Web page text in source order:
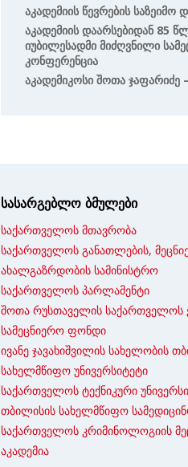
Აკადემიის Წევრების Საზეიმო
Აკადემიის Დაარსებიდან 85
Იუბილესადმი Მიძღვნილი
Კონფერენცია
Აკადემიკოსი Შოთა Ჯაფარიძე
სასარგებლო ბმულები
საქართველოს მთავრობა
საქართველოს განათლების,
ახალგაზრდობის სამინისტრო
საქართველოს პარლამენტი
შოთა რუსთაველის
სამეცნიერო ფონდი
ივანე ჯავახიშვილის სახელობის
სახელმწიფო უნივერსიტეტი
საქართველოს ტექნიკური
თბილისის სახელმწიფო
საქართველოს კრიმინოლოგიის
აკადემია